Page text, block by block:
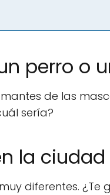
perro o
de las
sería?
la
diferentes.